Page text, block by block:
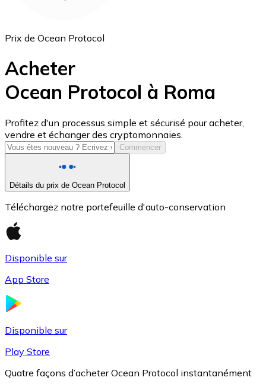
USD Coin
USDC
Prix de Ocean Protocol
Acheter
Ocean Protocol à Roma
Profitez d'un processus simple et sécurisé pour acheter,
vendre et échanger des cryptomonnaies.
Commencer
Détails du prix de Ocean Protocol
Téléchargez notre portefeuille d'auto-conservation
Disponible sur
App Store
Disponible sur
Play Store
Quatre façons d’acheter Ocean Protocol instantanément